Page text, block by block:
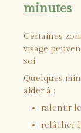
minutes
Certaines
visage
soi.
Quelques
aider à :
ralentir
relâcher